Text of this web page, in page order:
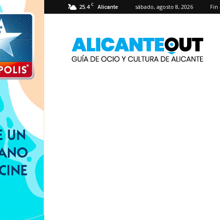
25.4 C Alicante sábado, agosto 8, 2026 Fin